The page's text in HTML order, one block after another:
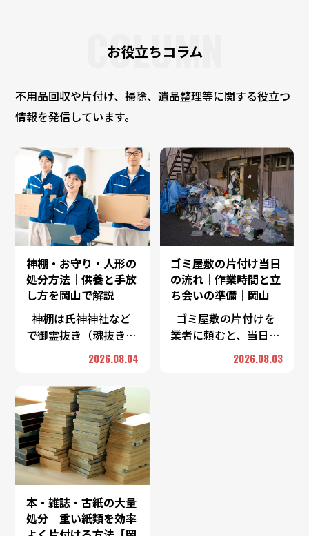
COLUMN
お役立ちコラム
不用品回収や片付け、掃除、遺品整理等に関する役立つ
情報を発信しています。
神棚・お守り・人形の
処分方法｜供養と手放
し方を岡山で解説
神棚は氏神神社など
で御霊抜き（魂抜き）
をしてもらってから手
放すのが一般的です。
お守りやお札は、授か
った神社仏閣の古札納
所へ返納するのが基本
…
2026.08.04
ゴミ屋敷の片付け当日
の流れ｜作業時間と立
ち会いの準備｜岡山
ゴミ屋敷の片付けを
業者に頼むと、当日は
「仕分け→搬出→簡易
清掃→最終確認」とい
2026.08.03
本・雑誌・古紙の大量
処分｜重い紙類を効率